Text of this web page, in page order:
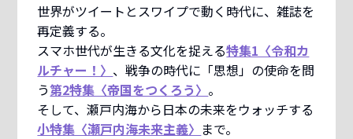
世界がツイートとスワイプで動く時代に、雑誌を
再定義する。
スマホ世代が生きる文化を捉える特集1〈令和カ
ルチャー！〉 、戦争の時代に「思想」の使命を問
う第2特集〈帝国をつくろう〉 。
そして、瀬戸内海から日本の未来をウォッチする
小特集〈瀬戸内海未来主義〉 まで。